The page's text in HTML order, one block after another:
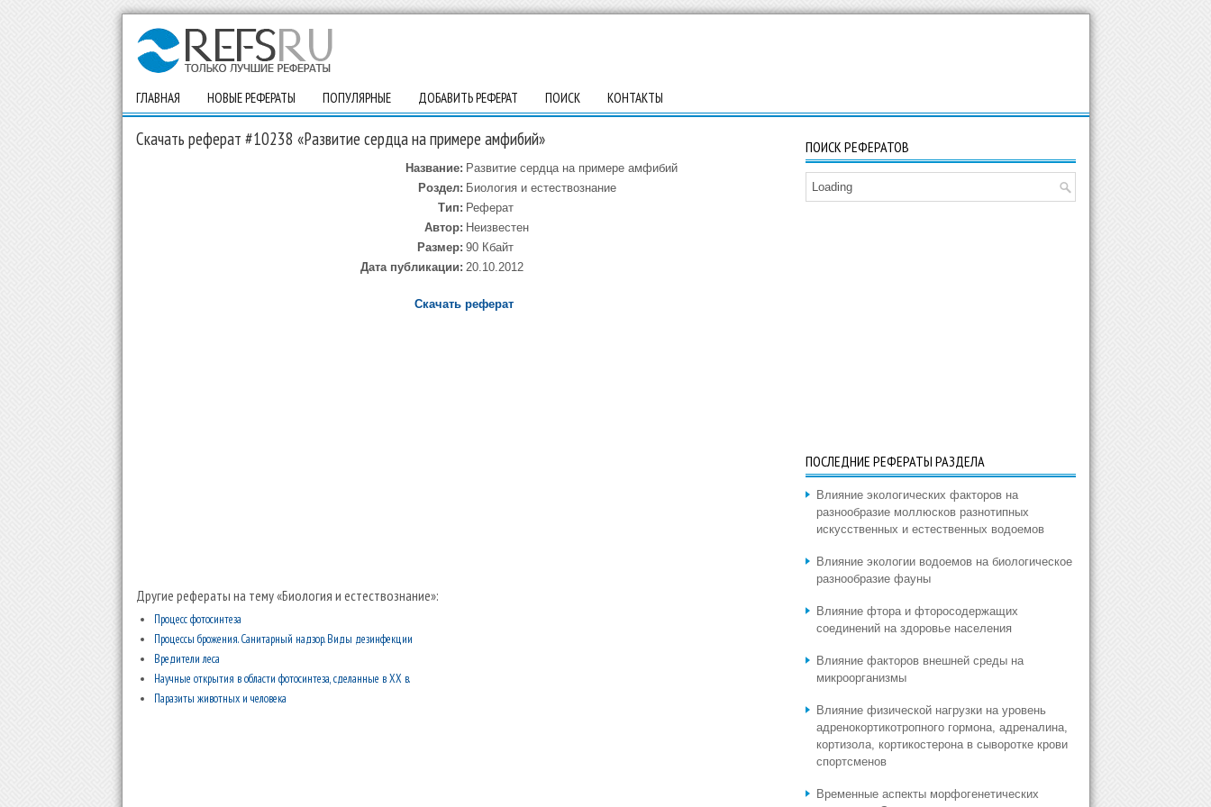
ГЛАВНАЯ НОВЫЕ РЕФЕРАТЫ ПОПУЛЯРНЫЕ ДОБАВИТЬ РЕФЕРАТ ПОИСК КОНТАКТЫ
Скачать реферат #10238 «Развитие сердца на примере амфибий»
Название: Развитие сердца на примере амфибий
Роздел: Биология и естествознание
Тип: Реферат
Автор: Неизвестен
Размер: 90 Кбайт
Дата публикации: 20.10.2012
Скачать реферат
Другие рефераты на тему «Биология и естествознание»:
Процесс фотосинтеза
Процессы брожения. Санитарный надзор. Виды дезинфекции
Вредители леса
Научные открытия в области фотосинтеза, сделанные в XX в.
Паразиты животных и человека
ПОИСК РЕФЕРАТОВ
Loading
ПОСЛЕДНИЕ РЕФЕРАТЫ РАЗДЕЛА
Влияние экологических факторов на
разнообразие моллюсков разнотипных
искусственных и естественных водоемов
Влияние экологии водоемов на биологическое
разнообразие фауны
Влияние фтора и фторосодержащих
соединений на здоровье населения
Влияние факторов внешней среды на
микроорганизмы
Влияние физической нагрузки на уровень
адренокортикотропного гормона, адреналина,
кортизола, кортикостерона в сыворотке крови
спортсменов
Временные аспекты морфогенетических